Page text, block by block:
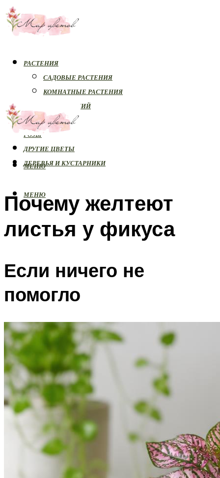
РАСТЕНИЯ
САДОВЫЕ РАСТЕНИЯ
КОМНАТНЫЕ РАСТЕНИЯ
БОЛЕЗНИ РАСТЕНИЙ
ОРХИДЕИ
РОЗЫ
ДРУГИЕ ЦВЕТЫ
ДЕРЕВЬЯ И КУСТАРНИКИ
МЕНЮ
МЕНЮ
Почему желтеют
листья у фикуса
Если ничего не
помогло